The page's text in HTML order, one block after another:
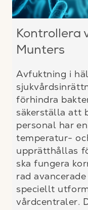
Kontrollera
Munters
Avfuktning i
förhindra
säkerställa att
personal har
temperatur-
upprätthållas
ska fungera
rad
speciellt
vårdcentraler.